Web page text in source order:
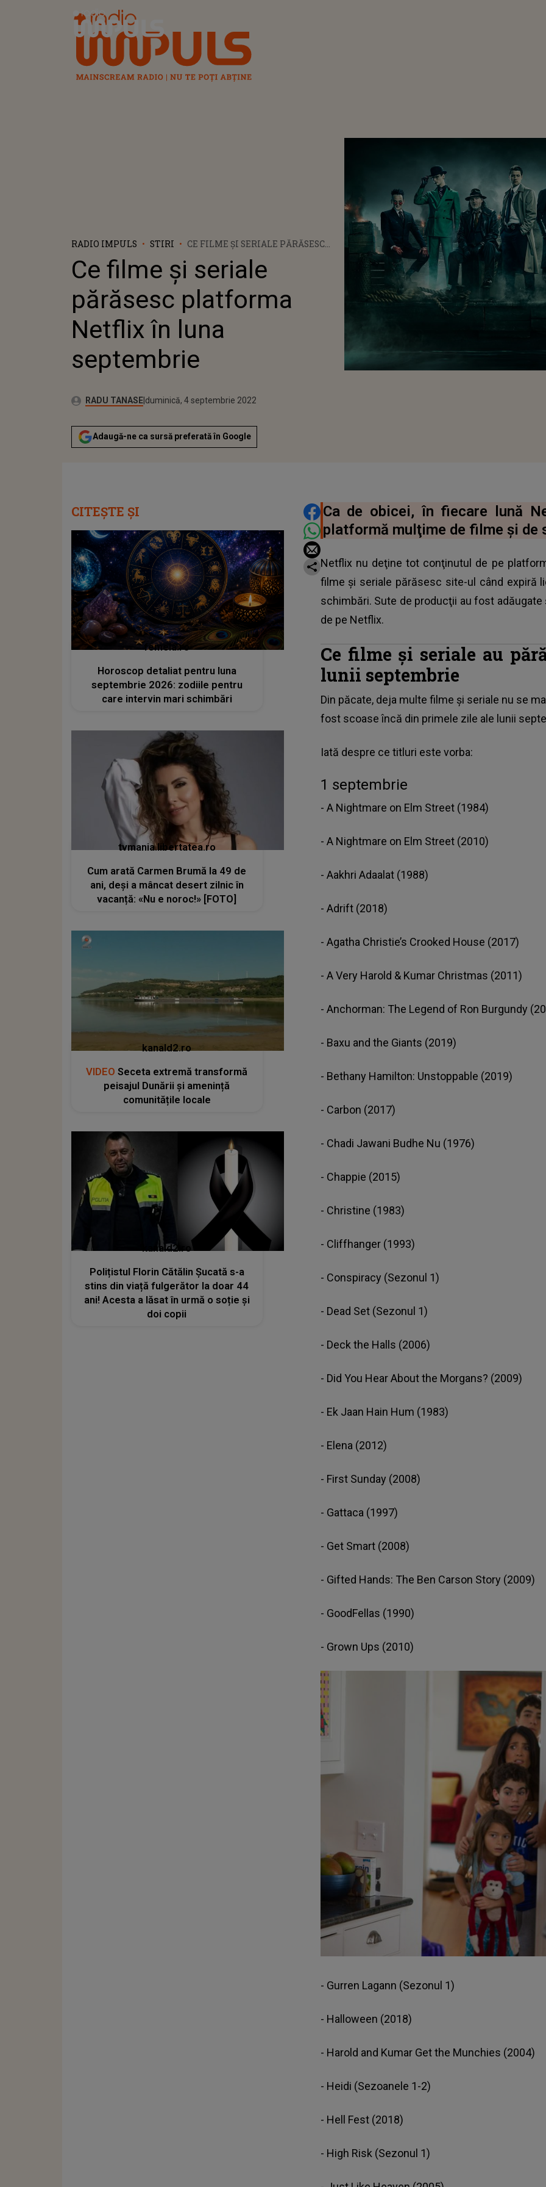
Radio Impuls
RADIO IMPULS STIRI
CE FILME ŞI SERIALE PĂRĂSESC
SEPTEMBRIE
Ce filme şi seriale
părăsesc platforma
Netflix în luna
septembrie
Autor:RADU TANASEPublicat:
duminică, 4 septembrie 2022
Actualizat:
duminică, 4 septembrie 2022
Adaugă-ne ca sursă preferată în Google
DISTRIBUIE ARTICOLUL
Ca de obicei, în fiecare lună
platformă mulţime de filme şi de
Netflix nu deţine tot conţinutul de pe
filme şi seriale părăsesc site-ul când expiră
schimbări. Sute de producţii au fost
de pe Netflix.
Ce filme şi seriale au
lunii septembrie
Din păcate, deja multe filme şi seriale nu se
fost scoase încă din primele zile ale lunii
Iată despre ce titluri este vorba:
1 septembrie
- A Nightmare on Elm Street (1984)
- A Nightmare on Elm Street (2010)
- Aakhri Adaalat (1988)
- Adrift (2018)
- Agatha Christie’s Crooked House (2017)
- A Very Harold & Kumar Christmas (2011)
- Anchorman: The Legend of Ron Burgundy
- Baxu and the Giants (2019)
- Bethany Hamilton: Unstoppable (2019)
- Carbon (2017)
- Chadi Jawani Budhe Nu (1976)
- Chappie (2015)
- Christine (1983)
- Cliffhanger (1993)
- Conspiracy (Sezonul 1)
- Dead Set (Sezonul 1)
- Deck the Halls (2006)
- Did You Hear About the Morgans? (2009)
- Ek Jaan Hain Hum (1983)
- Elena (2012)
- First Sunday (2008)
- Gattaca (1997)
- Get Smart (2008)
- Gifted Hands: The Ben Carson Story (2009)
- GoodFellas (1990)
- Grown Ups (2010)
- Gurren Lagann (Sezonul 1)
- Halloween (2018)
- Harold and Kumar Get the Munchies (2004)
- Heidi (Sezoanele 1-2)
- Hell Fest (2018)
- High Risk (Sezonul 1)
CITEȘTE ȘI
femeia.ro
Horoscop detaliat pentru luna
septembrie 2026: zodiile pentru
care intervin mari schimbări
tvmania.libertatea.ro
Cum arată Carmen Brumă la 49 de
ani, deși a mâncat desert zilnic în
vacanță: «Nu e noroc!» [FOTO]
kanald2.ro
VIDEO Seceta extremă transformă
peisajul Dunării și amenință
comunitățile locale
kanald2.ro
Polițistul Florin Cătălin Șucată s-a
stins din viață fulgerător la doar 44
ani! Acesta a lăsat în urmă o soție și
doi copii